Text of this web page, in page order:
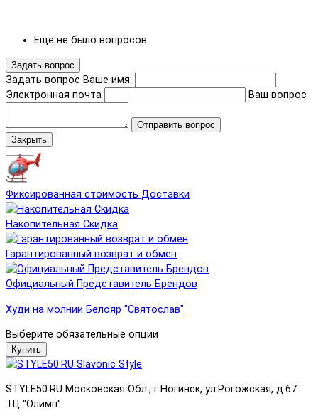
Еще не было вопросов
Задать вопрос
Задать вопрос Ваше имя:
Электронная почта
Ваш вопрос
Отправить вопрос
Закрыть
Фиксированная стоимость Доставки
Накопительная Скидка
Гарантированный возврат и обмен
Официальный Представитель Брендов
Худи на молнии Белояр "Святослав"
Выберите обязательные опции
Купить
STYLE50.RU Московская Обл., г.Ногинск, ул.Рогожская, д.67
ТЦ "Олимп"